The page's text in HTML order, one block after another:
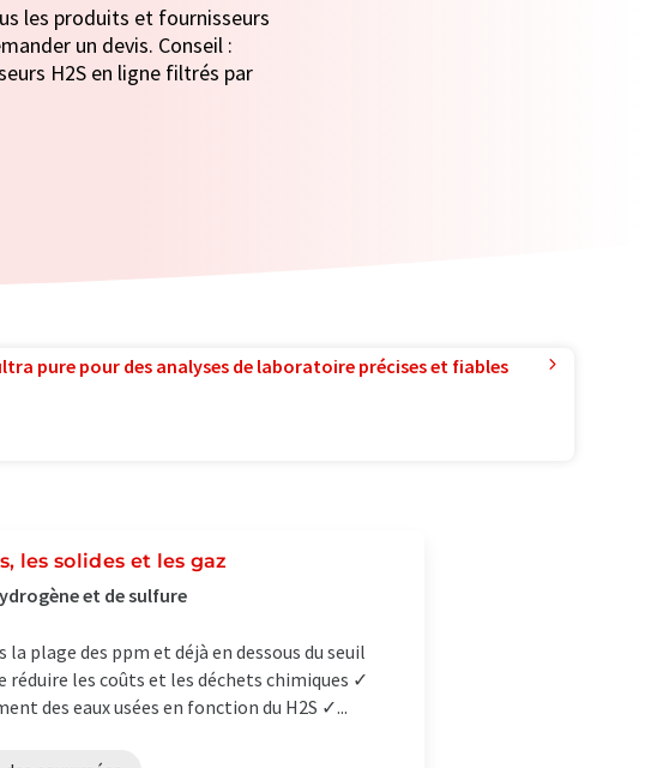
les produits et fournisseurs
un devis. Conseil :
H2S en ligne filtrés par
pure pour des analyses de laboratoire précises et fiables
les solides et les gaz
et de sulfure
plage des ppm et déjà en dessous du seuil
les coûts et les déchets chimiques ✓
des eaux usées en fonction du H2S ✓...